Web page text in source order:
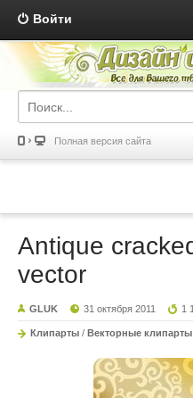
Войти
Полная версия сайта
Antique
vector
GLUK 31 октября 2011 1
Клипарты / Векторные клипарты